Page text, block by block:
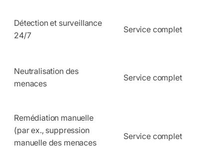
Détection et surveillance
24/7
Service complet
Neutralisation des
menaces
Service complet
Remédiation manuelle
(par ex., suppression
manuelle des menaces
Service complet